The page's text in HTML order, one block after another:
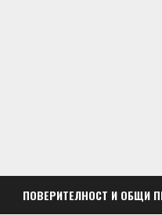
ПОВЕРИТЕЛНОСТ И ОБЩИ